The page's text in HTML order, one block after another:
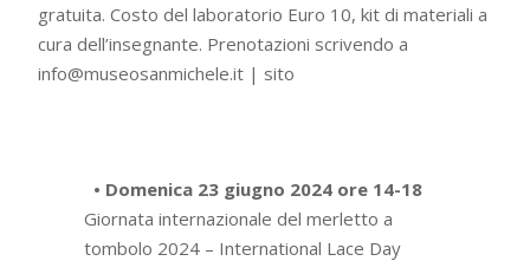
gratuita. Costo del laboratorio Euro 10, kit di materiali a
cura dell’insegnante. Prenotazioni scrivendo a
info@museosanmichele.it | sito
• Domenica 23 giugno 2024 ore 14-18
Giornata internazionale del merletto a
tombolo 2024 – International Lace Day